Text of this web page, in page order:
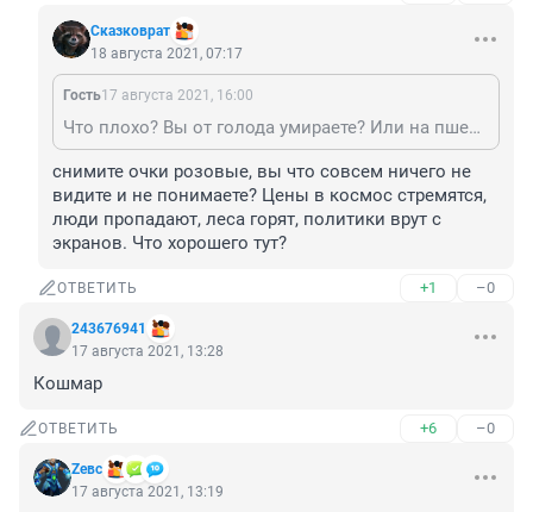
Сказковрат
18 августа 2021, 07:17
Гость17 августа 2021, 16:00
Что плохо? Вы от голода умираете? Или на пшеничном поле не разгибаясь пашете с раннего утра до позднего вечера? Или пишете от нечего делать в рабочее время комменты?
снимите очки розовые, вы что совсем ничего не
видите и не понимаете? Цены в космос стремятся,
люди пропадают, леса горят, политики врут с
экранов. Что хорошего тут?
ОТВЕТИТЬ +1 –0
243676941
17 августа 2021, 13:28
Кошмар
ОТВЕТИТЬ +6 –0
Zeвс
17 августа 2021, 13:19